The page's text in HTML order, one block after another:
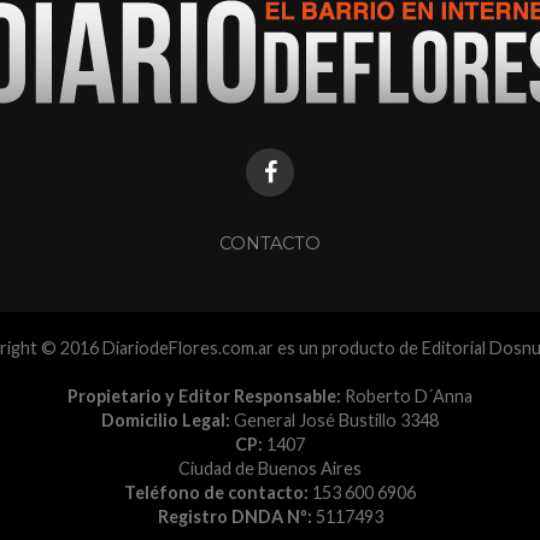
CONTACTO
© 2016 DiariodeFlores.com.ar es un producto de Editorial
Propietario y Editor Responsable: Roberto D´Anna
Domicilio Legal: General José Bustillo 3348
CP: 1407
Ciudad de Buenos Aires
Teléfono de contacto: 153 600 6906
Registro DNDA Nº: 5117493